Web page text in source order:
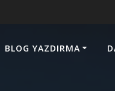
BLOG YAZDIRMA